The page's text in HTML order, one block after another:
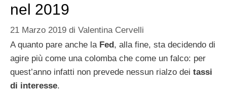
nel 2019
21 Marzo 2019 di Valentina Cervelli
A quanto pare anche la Fed , alla fine, sta decidendo di
agire più come una colomba che come un falco: per
quest’anno infatti non prevede nessun rialzo dei tassi
di interesse.